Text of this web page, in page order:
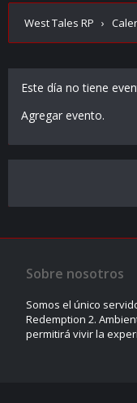
West Tales RP ›
Este día no tiene
Agregar evento.
Sobre nosotros
Somos el único
Redemption 2.
permitirá vivir la